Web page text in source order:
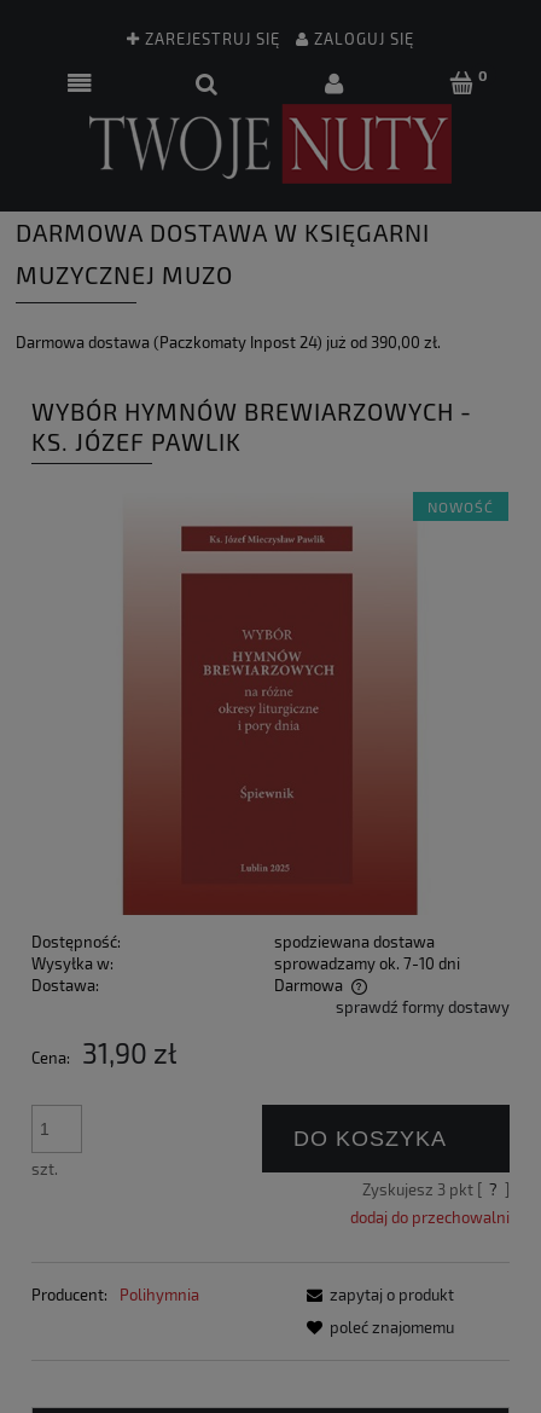
ZAREJESTRUJ SIĘ ZALOGUJ SIĘ
DARMOWA DOSTAWA W KSIĘGARNI
MUZYCZNEJ MUZO
Darmowa dostawa (Paczkomaty Inpost 24) już od 390,00 zł.
WYBÓR HYMNÓW BREWIARZOWYCH -
KS. JÓZEF PAWLIK
NOWOŚĆ
Dostępność:
spodziewana dostawa
Wysyłka w:
sprowadzamy ok. 7-10 dni
Dostawa:
Darmowa
Cena nie zawiera ewentualnych kosztów płatnościsprawdź formy dostawy
Cena: 31,90 zł
szt.
DO KOSZYKA
Zyskujesz 3pkt [ ? ]
dodaj do przechowalni
Producent: Polihymnia
zapytaj o produkt
poleć znajomemu